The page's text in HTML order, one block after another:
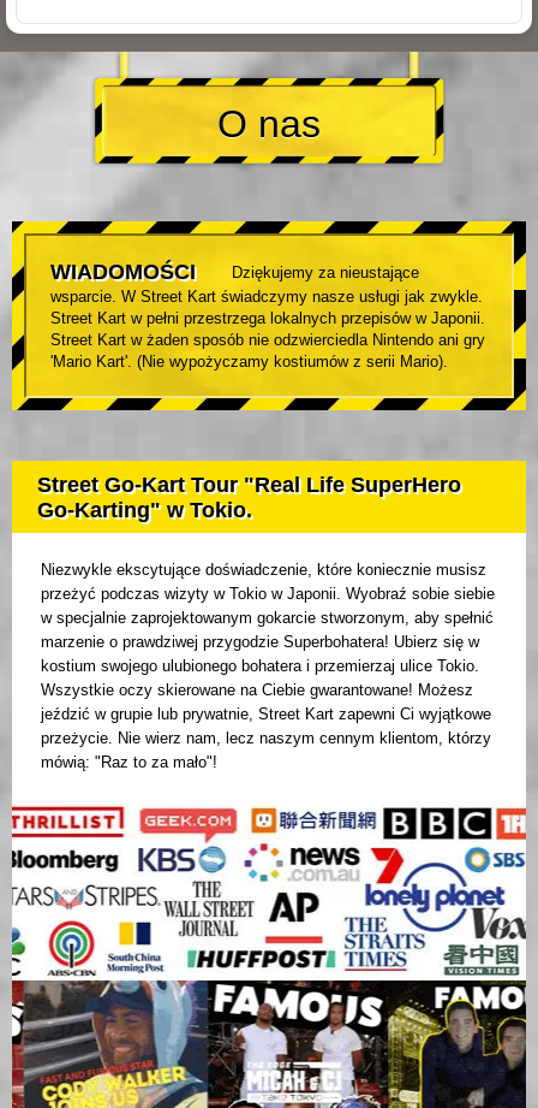
O nas
WIADOMOŚCI
Dziękujemy za nieustające
wsparcie. W Street Kart świadczymy nasze usługi jak zwykle.
Street Kart w pełni przestrzega lokalnych przepisów w Japonii.
Street Kart w żaden sposób nie odzwierciedla Nintendo ani gry
'Mario Kart'. (Nie wypożyczamy kostiumów z serii Mario).
Street Go-Kart Tour "Real Life SuperHero
Go-Karting" w Tokio.
Niezwykle ekscytujące doświadczenie, które koniecznie musisz
przeżyć podczas wizyty w Tokio w Japonii. Wyobraź sobie siebie
w specjalnie zaprojektowanym gokarcie stworzonym, aby spełnić
marzenie o prawdziwej przygodzie Superbohatera! Ubierz się w
kostium swojego ulubionego bohatera i przemierzaj ulice Tokio.
Wszystkie oczy skierowane na Ciebie gwarantowane! Możesz
jeździć w grupie lub prywatnie, Street Kart zapewni Ci wyjątkowe
przeżycie. Nie wierz nam, lecz naszym cennym klientom, którzy
mówią: "Raz to za mało"!